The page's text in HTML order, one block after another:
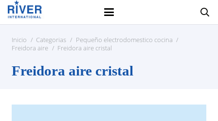
Inicio / Categorias / Pequeño electrodomestico cocina /
Freidora aire / Freidora aire cristal
Freidora aire cristal